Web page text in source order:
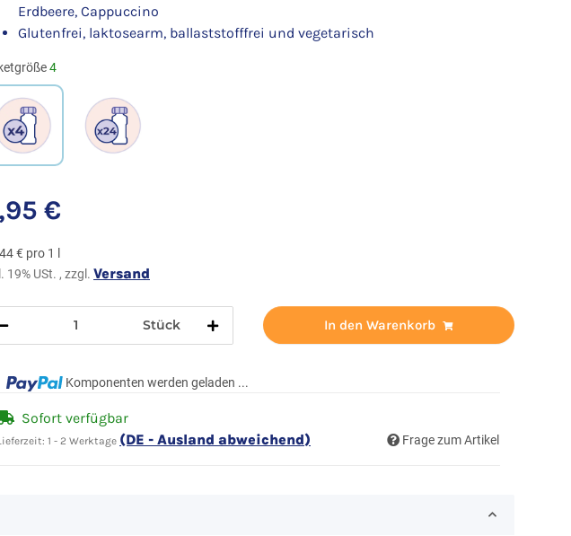
Erdbeere, Cappuccino
Glutenfrei, laktosearm, ballaststofffrei und vegetarisch
4
€
€ pro 1 l
19% USt. , zzgl. Versand
Stück In den Warenkorb
Komponenten werden geladen ...
Sofort verfügbar
1 - 2 Werktage (DE - Ausland abweichend) Frage zum Artikel